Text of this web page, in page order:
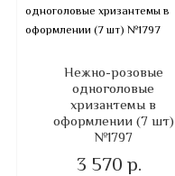
Нежно-розовые
одноголовые
хризантемы в
оформлении (7 шт)
№1797
3 570 р.